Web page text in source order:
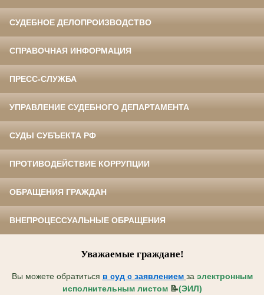
СУДЕБНОЕ ДЕЛОПРОИЗВОДСТВО
СПРАВОЧНАЯ ИНФОРМАЦИЯ
ПРЕСС-СЛУЖБА
УПРАВЛЕНИЕ СУДЕБНОГО ДЕПАРТАМЕНТА
СУДЫ СУБЪЕКТА РФ
ПРОТИВОДЕЙСТВИЕ КОРРУПЦИИ
ОБРАЩЕНИЯ ГРАЖДАН
ВНЕПРОЦЕССУАЛЬНЫЕ ОБРАЩЕНИЯ
Уважаемые граждане!
Вы можете обратиться в суд с заявлением за электронным
исполнительным листом 📝(ЭИЛ)